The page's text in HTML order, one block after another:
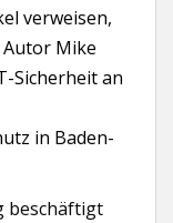
verweisen,
Mike
Sicherheit an
in Baden-
beschäftigt